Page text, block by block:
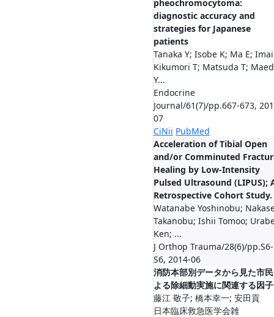
pheochromocytoma:
diagnostic accuracy and
strategies for Japanese
patients
Tanaka Y; Isobe K; Ma E;
Kikumori T; Matsuda T;
Y...
Endocrine
Journal/61(7)/pp.667-673,
07
CiNii PubMed
Acceleration of Tibial Open
and/or Comminuted
Healing by Low-Intensity
Pulsed Ultrasound (LIPUS);
Retrospective Cohort Study.
Watanabe Yoshinobu;
Takanobu; Ishii Tomoo;
Ken; ...
J Orthop Trauma/28(6)/pp.S6-
S6, 2014-06
消防本部別データから見た市
よる除細動実施に関連する因子
藤江 敬子; 橋本幸一; 安田貢
日本臨床救急医学会雑